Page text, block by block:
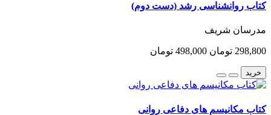
کتاب روانشناسی رشد (دست دوم)
مدرسان شریف
298,800 تومان 498,000 تومان
خرید
کتاب مکانیسم های دفاعی روانی